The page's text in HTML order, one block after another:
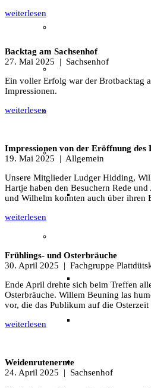
Außerschulischer Lernort
Sachsenhof-Zentrum
Belegungsplan
weiterlesen
Backtag am Sachsenhof
27. Mai 2025 | Sachsenhof
Ein voller Erfolg war der Brotbacktag
Impressionen.
weiterlesen
Impressionen von der Eröffnung des
19. Mai 2025 | Allgemein
Unsere Mitglieder Ludger Hidding,
Hartje haben den Besuchern Rede
und Wilhelm konnten auch über ihren
weiterlesen
Frühlings- und Osterbräuche
30. April 2025 | Fachgruppe
Ende April drehte sich beim Treffen
Osterbräuche. Willem Beuning las
vor, die das Publikum auf die
weiterlesen
Weidenrutenernte
24. April 2025 | Sachsenhof